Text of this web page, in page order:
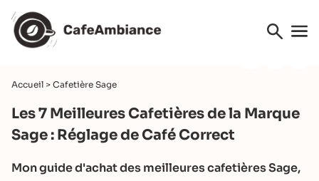
Accueil > Cafetière Sage
Les 7 Meilleures Cafetières de la Marque
Sage : Réglage de Café Correct
Mon guide d'achat des meilleures cafetières Sage,